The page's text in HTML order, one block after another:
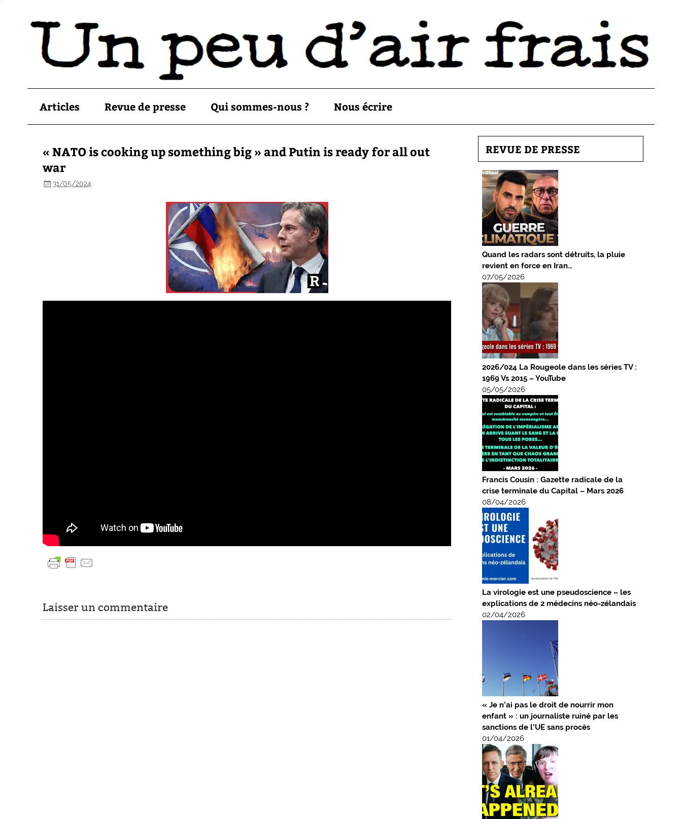
Articles Revue de presse Qui sommes-nous ? Nous écrire
« NATO is cooking up something big » and Putin is ready for all out
war
31/05/2024
Laisser un commentaire
REVUE DE PRESSE
Quand les radars sont détruits, la pluie
revient en force en Iran…
07/05/2026
2026/024 La Rougeole dans les séries TV :
1969 Vs 2015 – YouTube
05/05/2026
Francis Cousin : Gazette radicale de la
crise terminale du Capital – Mars 2026
08/04/2026
La virologie est une pseudoscience – les
explications de 2 médecins néo-zélandais
02/04/2026
« Je n’ai pas le droit de nourrir mon
enfant » : un journaliste ruiné par les
sanctions de l’UE sans procès
01/04/2026